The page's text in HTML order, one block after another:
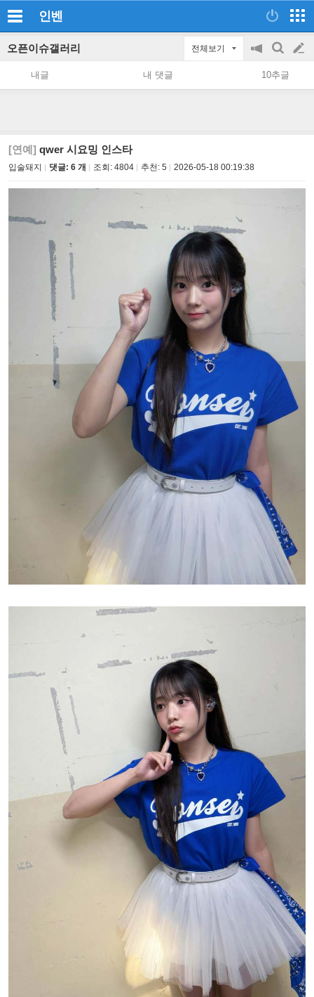
인벤
오픈이슈갤러리 전체보기
공
지
on/off
검
색
글
쓰
내글 내 댓글 10추글
[연예] qwer 시요밍 인스타
입술돼지 댓글: 6 개 조회: 4804 추천: 5 2026-05-18 00:19:38